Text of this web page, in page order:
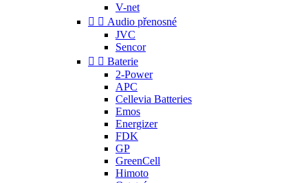
V-net
  Audio přenosné
JVC
Sencor
  Baterie
2-Power
APC
Cellevia Batteries
Emos
Energizer
FDK
GP
GreenCell
Himoto